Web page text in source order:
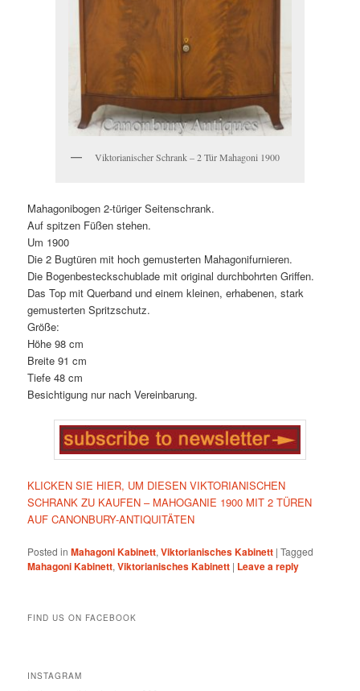
Viktorianischer Schrank – 2 Tür Mahagoni 1900
Mahagonibogen 2-türiger Seitenschrank.
Auf spitzen Füßen stehen.
Um 1900
Die 2 Bugtüren mit hoch gemusterten Mahagonifurnieren.
Die Bogenbesteckschublade mit original durchbohrten Griffen.
Das Top mit Querband und einem kleinen, erhabenen, stark
gemusterten Spritzschutz.
Größe:
Höhe 98 cm
Breite 91 cm
Tiefe 48 cm
Besichtigung nur nach Vereinbarung.
KLICKEN SIE HIER, UM DIESEN VIKTORIANISCHEN
SCHRANK ZU KAUFEN – MAHOGANIE 1900 MIT 2 TÜREN
AUF CANONBURY-ANTIQUITÄTEN
Posted in Mahagoni Kabinett,Viktorianisches Kabinett |Tagged
Mahagoni Kabinett,Viktorianisches Kabinett | Leave a reply
FIND US ON FACEBOOK
INSTAGRAM